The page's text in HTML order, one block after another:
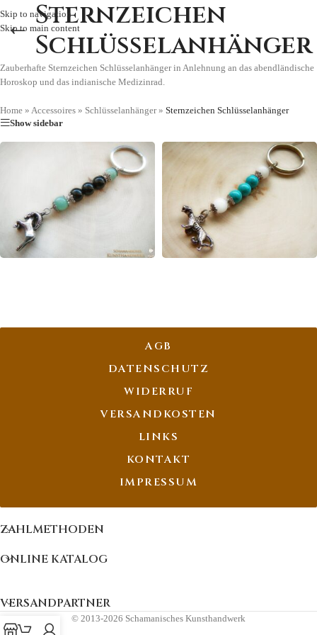
Skip to navigation
Skip to main content
Sternzeichen
Schlüsselanhänger
Zauberhafte Sternzeichen Schlüsselanhänger in Anlehnung an das abendländische
Horoskop und das indianische Medizinrad.
Home » Accessoires » Schlüsselanhänger» Sternzeichen Schlüsselanhänger
Show sidebar
AGB
DATENSCHUTZ
WIDERRUF
VERSANDKOSTEN
LINKS
KONTAKT
IMPRESSUM
ZAHLMETHODEN
ONLINE KATALOG
VERSANDPARTNER
© 2013-2026 Schamanisches Kunsthandwerk